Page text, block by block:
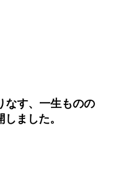
なす、一生ものの
ました。